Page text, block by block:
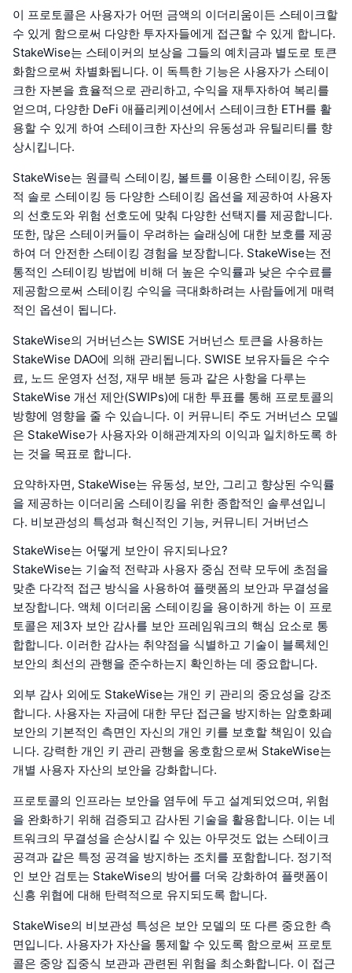
이 프로토콜은 사용자가 어떤 금액의 이더리움이든 스테이크할
수 있게 함으로써 다양한 투자자들에게 접근할 수 있게 합니다.
StakeWise는 스테이커의 보상을 그들의 예치금과 별도로 토큰
화함으로써 차별화됩니다. 이 독특한 기능은 사용자가 스테이
크한 자본을 효율적으로 관리하고, 수익을 재투자하여 복리를
얻으며, 다양한 DeFi 애플리케이션에서 스테이크한 ETH를 활
용할 수 있게 하여 스테이크한 자산의 유동성과 유틸리티를 향
상시킵니다.
StakeWise는 원클릭 스테이킹, 볼트를 이용한 스테이킹, 유동
적 솔로 스테이킹 등 다양한 스테이킹 옵션을 제공하여 사용자
의 선호도와 위험 선호도에 맞춰 다양한 선택지를 제공합니다.
또한, 많은 스테이커들이 우려하는 슬래싱에 대한 보호를 제공
하여 더 안전한 스테이킹 경험을 보장합니다. StakeWise는 전
통적인 스테이킹 방법에 비해 더 높은 수익률과 낮은 수수료를
제공함으로써 스테이킹 수익을 극대화하려는 사람들에게 매력
적인 옵션이 됩니다.
StakeWise의 거버넌스는 SWISE 거버넌스 토큰을 사용하는
StakeWise DAO에 의해 관리됩니다. SWISE 보유자들은 수수
료, 노드 운영자 선정, 재무 배분 등과 같은 사항을 다루는
StakeWise 개선 제안(SWIPs)에 대한 투표를 통해 프로토콜의
방향에 영향을 줄 수 있습니다. 이 커뮤니티 주도 거버넌스 모델
은 StakeWise가 사용자와 이해관계자의 이익과 일치하도록 하
는 것을 목표로 합니다.
요약하자면, StakeWise는 유동성, 보안, 그리고 향상된 수익률
을 제공하는 이더리움 스테이킹을 위한 종합적인 솔루션입니
다. 비보관성의 특성과 혁신적인 기능, 커뮤니티 거버넌스
StakeWise는 어떻게 보안이 유지되나요?
StakeWise는 기술적 전략과 사용자 중심 전략 모두에 초점을
맞춘 다각적 접근 방식을 사용하여 플랫폼의 보안과 무결성을
보장합니다. 액체 이더리움 스테이킹을 용이하게 하는 이 프로
토콜은 제3자 보안 감사를 보안 프레임워크의 핵심 요소로 통
합합니다. 이러한 감사는 취약점을 식별하고 기술이 블록체인
보안의 최선의 관행을 준수하는지 확인하는 데 중요합니다.
외부 감사 외에도 StakeWise는 개인 키 관리의 중요성을 강조
합니다. 사용자는 자금에 대한 무단 접근을 방지하는 암호화폐
보안의 기본적인 측면인 자신의 개인 키를 보호할 책임이 있습
니다. 강력한 개인 키 관리 관행을 옹호함으로써 StakeWise는
개별 사용자 자산의 보안을 강화합니다.
프로토콜의 인프라는 보안을 염두에 두고 설계되었으며, 위험
을 완화하기 위해 검증되고 감사된 기술을 활용합니다. 이는 네
트워크의 무결성을 손상시킬 수 있는 아무것도 없는 스테이크
공격과 같은 특정 공격을 방지하는 조치를 포함합니다. 정기적
인 보안 검토는 StakeWise의 방어를 더욱 강화하여 플랫폼이
신흥 위협에 대해 탄력적으로 유지되도록 합니다.
StakeWise의 비보관성 특성은 보안 모델의 또 다른 중요한 측
면입니다. 사용자가 자산을 통제할 수 있도록 함으로써 프로토
콜은 중앙 집중식 보관과 관련된 위험을 최소화합니다. 이 접근